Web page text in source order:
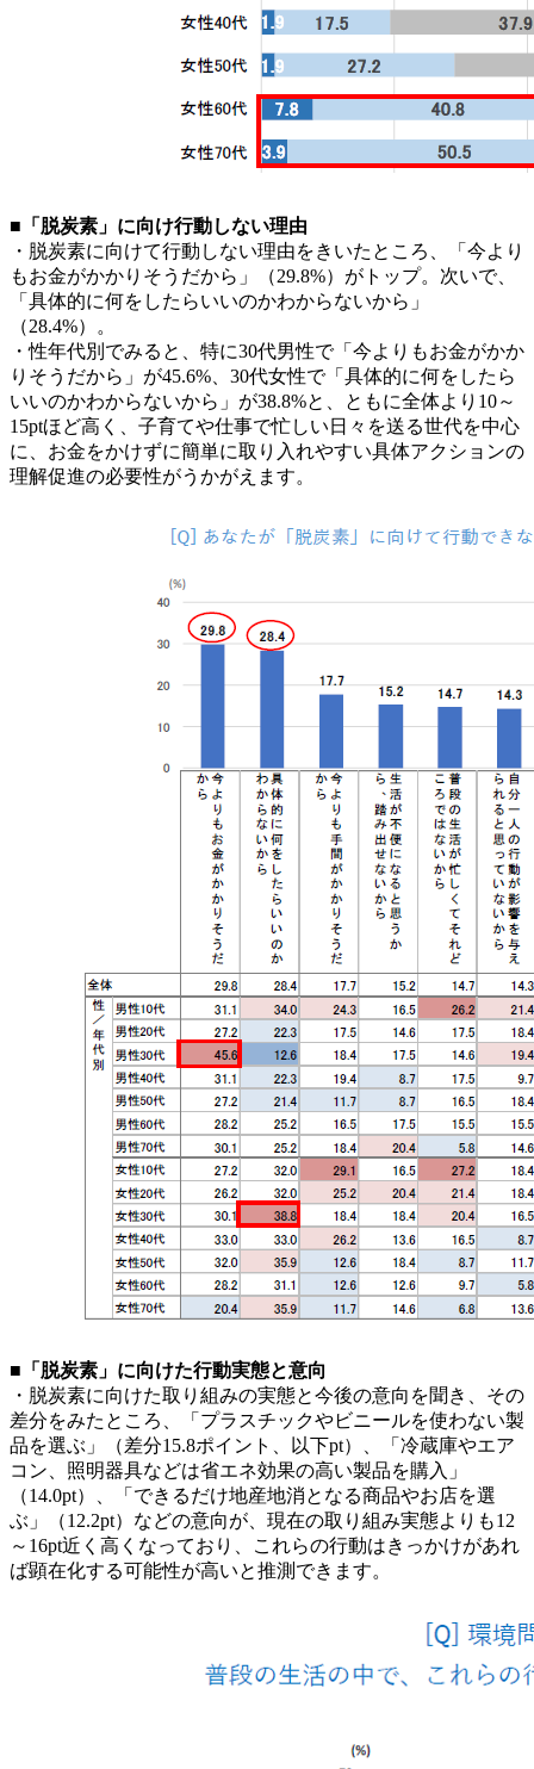
■「脱炭素」に向け行動しない理由
・脱炭素に向けて行動しない理由をきいたところ、「今より
もお金がかかりそうだから」（29.8%）がトップ。次いで、
「具体的に何をしたらいいのかわからないから」
（28.4%）。
・性年代別でみると、特に30代男性で「今よりもお金がかか
りそうだから」が45.6%、30代女性で「具体的に何をしたら
いいのかわからないから」が38.8%と、ともに全体より10～
15ptほど高く、子育てや仕事で忙しい日々を送る世代を中心
に、お金をかけずに簡単に取り入れやすい具体アクションの
理解促進の必要性がうかがえます。
■「脱炭素」に向けた行動実態と意向
・脱炭素に向けた取り組みの実態と今後の意向を聞き、その
差分をみたところ、「プラスチックやビニールを使わない製
品を選ぶ」（差分15.8ポイント、以下pt）、「冷蔵庫やエア
コン、照明器具などは省エネ効果の高い製品を購入」
（14.0pt）、「できるだけ地産地消となる商品やお店を選
ぶ」（12.2pt）などの意向が、現在の取り組み実態よりも12
～16pt近く高くなっており、これらの行動はきっかけがあれ
ば顕在化する可能性が高いと推測できます。